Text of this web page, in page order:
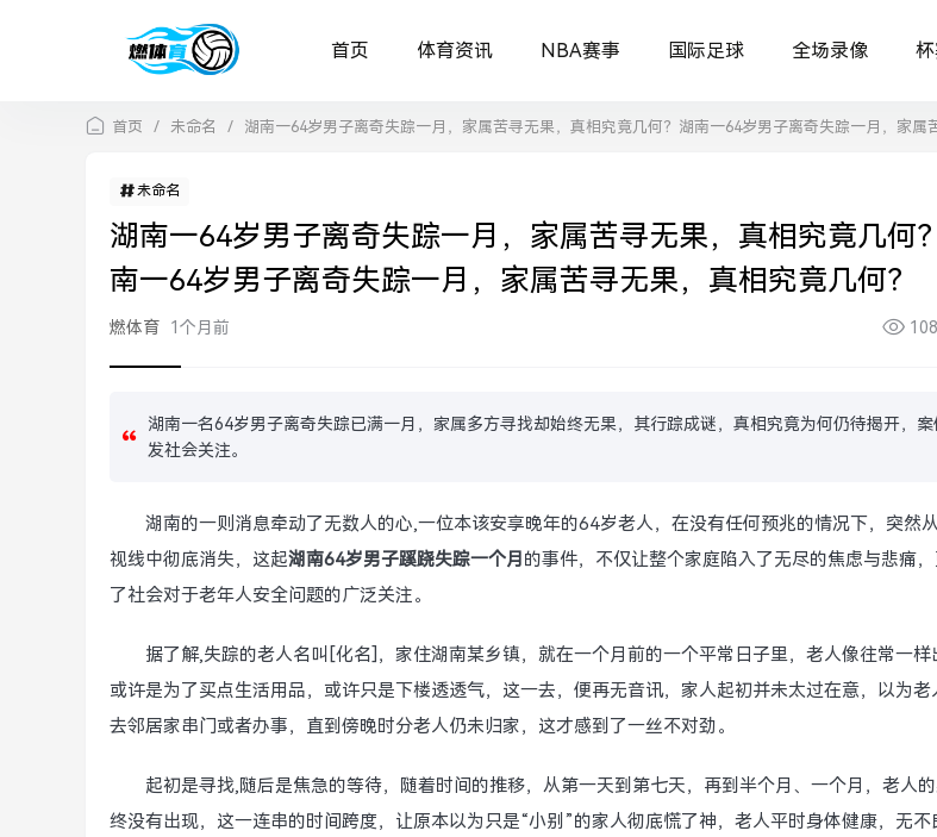
首页 体育资讯 NBA赛事 国际足球 全场录像
首页 / 未命名 / 湖南一64岁男子离奇失踪一月，家属苦寻无果，真相究竟几何？湖南一64岁男子离奇失踪一月，家属
未命名
湖南一64岁男子离奇失踪一月，家属苦寻无果，真相究竟几何
南一64岁男子离奇失踪一月，家属苦寻无果，真相究竟几何？
燃体育 1个月前
湖南一名64岁男子离奇失踪已满一月，家属多方寻找却始终无果，其行踪成谜，真相究竟为何仍待揭开，案
发社会关注。
湖南的一则消息牵动了无数人的心,一位本该安享晚年的64岁老人，在没有任何预兆的情况下，突然
视线中彻底消失，这起湖南64岁男子蹊跷失踪一个月 的事件，不仅让整个家庭陷入了无尽的焦虑与悲痛
了社会对于老年人安全问题的广泛关注。
据了解,失踪的老人名叫[化名]，家住湖南某乡镇，就在一个月前的一个平常日子里，老人像往常一样
或许是为了买点生活用品，或许只是下楼透透气，这一去，便再无音讯，家人起初并未太过在意，以为老
去邻居家串门或者办事，直到傍晚时分老人仍未归家，这才感到了一丝不对劲。
起初是寻找,随后是焦急的等待，随着时间的推移，从第一天到第七天，再到半个月、一个月，老人
终没有出现，这一连串的时间跨度，让原本以为只是“小别”的家人彻底慌了神，老人平时身体健康，无不